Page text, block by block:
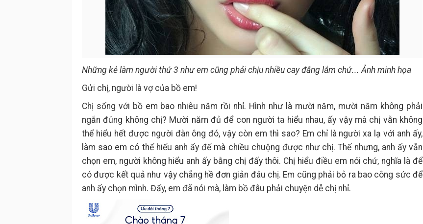
Những kẻ làm người thứ 3 như em cũng phải chịu nhiều cay đắng lắm chứ... Ảnh minh họa
Gửi chị, người là vợ của bồ em!
Chị sống với bồ em bao nhiêu năm rồi nhỉ. Hình như là mười năm, mười năm không phải
ngắn đúng không chị? Mười năm đủ để con người ta hiểu nhau, ấy vậy mà chị vẫn không
thể hiểu hết được người đàn ông đó, vậy còn em thì sao? Em chỉ là người xa lạ với anh ấy,
làm sao em có thể hiểu anh ấy để mà chiều chuộng được như chị. Thế nhưng, anh ấy vẫn
chọn em, người không hiểu anh ấy bằng chị đấy thôi. Chị hiểu điều em nói chứ, nghĩa là để
có được kết quả như vậy chẳng hề đơn giản đâu chị. Em cũng phải bỏ ra bao công sức để
anh ấy chọn mình. Đấy, em đã nói mà, làm bồ đâu phải chuyện dễ chị nhỉ.